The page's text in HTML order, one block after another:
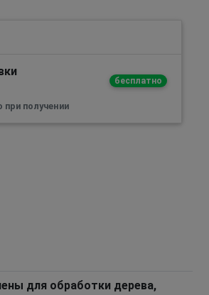
бесплатно
получении
для обработки дерева,